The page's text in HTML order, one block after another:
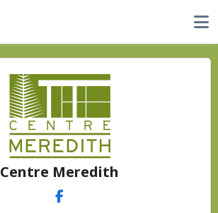
Centre Meredith